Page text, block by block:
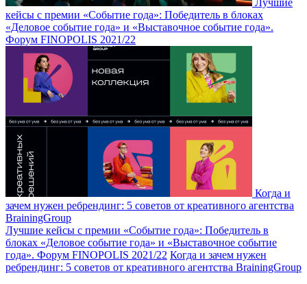
Лучшие
кейсы с премии «Событие года»: Победитель в блоках
«Деловое событие года» и «Выставочное событие года».
Форум FINOPOLIS 2021/22
Когда и
зачем нужен ребрендинг: 5 советов от креативного агентства
BrainingGroup
Лучшие кейсы с премии «Событие года»: Победитель в
блоках «Деловое событие года» и «Выставочное событие
года». Форум FINOPOLIS 2021/22 Когда и зачем нужен
ребрендинг: 5 советов от креативного агентства BrainingGroup